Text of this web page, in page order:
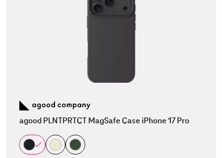
agood PLNTPRTCT MagSafe Case iPhone 17 Pro